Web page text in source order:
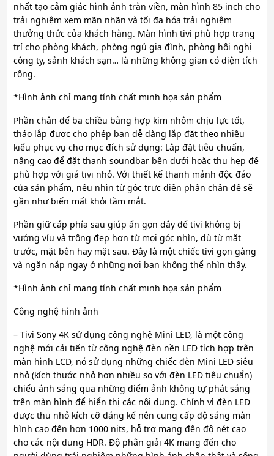
nhất tạo cảm giác hình ảnh tràn viền, màn hình 85 inch cho
trải nghiệm xem mãn nhãn và tối đa hóa trải nghiệm
thưởng thức của khách hàng. Màn hình tivi phù hợp trang
trí cho phòng khách, phòng ngủ gia đình, phòng hội nghị
công ty, sảnh khách sạn… là những không gian có diện tích
rộng.
*Hình ảnh chỉ mang tính chất minh họa sản phẩm
Phần chân đế ba chiều bằng hợp kim nhôm chịu lực tốt,
tháo lắp được cho phép bạn dễ dàng lắp đặt theo nhiều
kiểu phục vụ cho mục đích sử dụng: Lắp đặt tiêu chuẩn,
nâng cao để đặt thanh soundbar bên dưới hoặc thu hẹp đế
phù hợp với giá tivi nhỏ. Với thiết kế thanh mảnh độc đáo
của sản phẩm, nếu nhìn từ góc trực diện phần chân đế sẽ
gần như biến mất khỏi tầm mắt.
Phần giữ cáp phía sau giúp ẩn gọn dây để tivi không bị
vướng víu và trông đẹp hơn từ mọi góc nhìn, dù từ mặt
trước, mặt bên hay mặt sau. Đây là một chiếc tivi gọn gàng
và ngăn nắp ngay ở những nơi bạn không thể nhìn thấy.
*Hình ảnh chỉ mang tính chất minh họa sản phẩm
Công nghệ hình ảnh
– Tivi Sony 4K sử dụng công nghệ Mini LED, là một công
nghệ mới cải tiến từ công nghệ đèn nền LED tích hợp trên
màn hình LCD, nó sử dụng những chiếc đèn Mini LED siêu
nhỏ (kích thước nhỏ hơn nhiều so với đèn LED tiêu chuẩn)
chiếu ánh sáng qua những điểm ảnh không tự phát sáng
trên màn hình để hiển thị các nội dung. Chính vì đèn LED
được thu nhỏ kích cỡ đáng kể nên cung cấp độ sáng màn
hình cao đến hơn 1000 nits, hỗ trợ mang đến độ nét cao
cho các nội dung HDR. Độ phân giải 4K mang đến cho